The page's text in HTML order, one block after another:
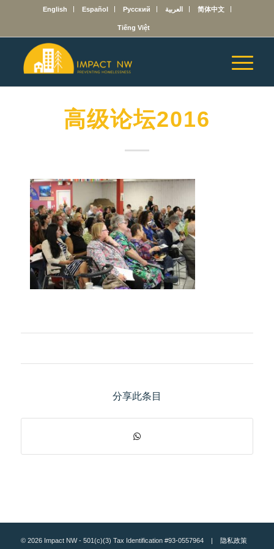
English Español Русский العربية 简体中文
Tiếng Việt
高级论坛2016
分享此条目
© 2026 Impact NW - 501(c)(3) Tax Identification #93-0557964 | 隐私政策